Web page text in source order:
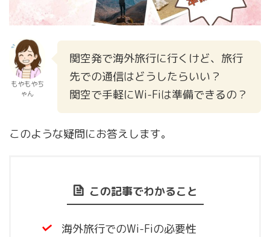
もやもやち
ゃん
関空発で海外旅行に行くけど、旅行
先での通信はどうしたらいい？
関空で手軽にWi-Fiは準備できるの？
このような疑問にお答えします。
この記事でわかること
海外旅行でのWi-Fiの必要性